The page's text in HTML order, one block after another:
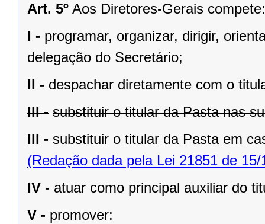
Art. 5º Aos Diretores-Gerais compete:
I - programar, organizar, dirigir,
delegação do Secretário;
II - despachar diretamente com o
III - substituir o titular da Pasta nas
III - substituir o titular da Pasta em
(Redação dada pela Lei 21851 de 15/
IV - atuar como principal auxiliar do
V - promover: